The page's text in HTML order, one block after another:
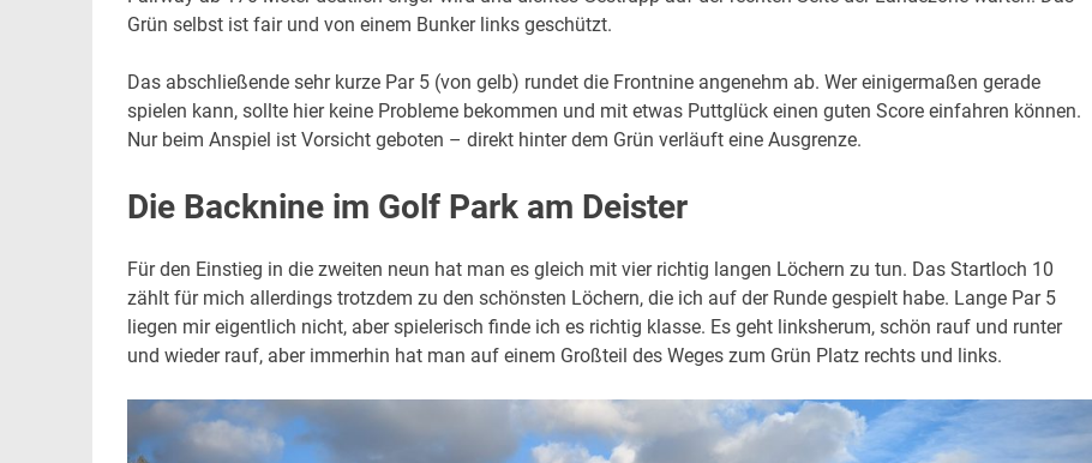
Grün selbst ist fair und von einem Bunker links geschützt.
Das abschließende sehr kurze Par 5 (von gelb) rundet die Frontnine angenehm ab. Wer einigermaßen gerade
spielen kann, sollte hier keine Probleme bekommen und mit etwas Puttglück einen guten Score einfahren können.
Nur beim Anspiel ist Vorsicht geboten – direkt hinter dem Grün verläuft eine Ausgrenze.
Die Backnine im Golf Park am Deister
Für den Einstieg in die zweiten neun hat man es gleich mit vier richtig langen Löchern zu tun. Das Startloch 10
zählt für mich allerdings trotzdem zu den schönsten Löchern, die ich auf der Runde gespielt habe. Lange Par 5
liegen mir eigentlich nicht, aber spielerisch finde ich es richtig klasse. Es geht linksherum, schön rauf und runter
und wieder rauf, aber immerhin hat man auf einem Großteil des Weges zum Grün Platz rechts und links.